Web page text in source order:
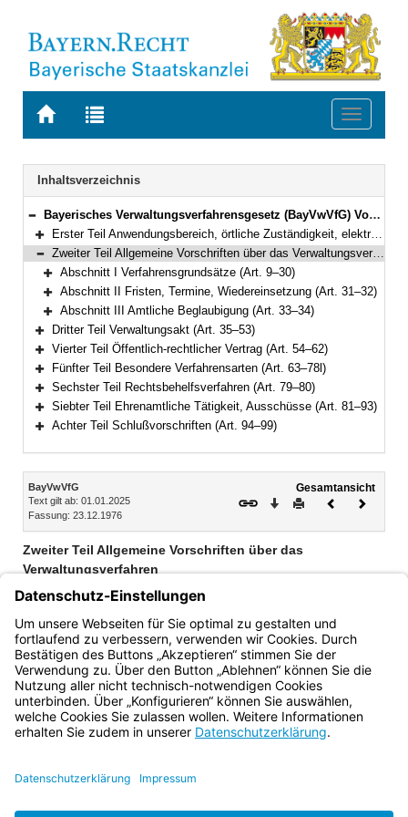
Zur
BAYERN.RECHT
Zur
letzten
Suche
Toggle
Navigation
Inhaltsverzeichnis
Bereich reduzieren
Bayerisches Verwaltungsverfahrensgesetz (BayVwVfG) Vom 23. Dezember 1976 (BayRS II S. 213) BayRS 2010-1-I (Art. 1–99)
Bereich erweitern
Erster Teil Anwendungsbereich, örtliche Zuständigkeit, elektronische Kommunikation, Amtshilfe, europäische Verwaltungszusammenarbeit (Art. 1–8e)
Bereich reduzieren
Zweiter Teil Allgemeine Vorschriften über das Verwaltungsverfahren (Art. 9–34)
Bereich erweitern
Abschnitt I Verfahrensgrundsätze (Art. 9–30)
Bereich erweitern
Abschnitt II Fristen, Termine, Wiedereinsetzung (Art. 31–32)
Bereich erweitern
Abschnitt III Amtliche Beglaubigung (Art. 33–34)
Bereich erweitern
Dritter Teil Verwaltungsakt (Art. 35–53)
Bereich erweitern
Vierter Teil Öffentlich-rechtlicher Vertrag (Art. 54–62)
Bereich erweitern
Fünfter Teil Besondere Verfahrensarten (Art. 63–78l)
Bereich erweitern
Sechster Teil Rechtsbehelfsverfahren (Art. 79–80)
Bereich erweitern
Siebter Teil Ehrenamtliche Tätigkeit, Ausschüsse (Art. 81–93)
Achter Teil Schlußvorschriften (Art. 94–99)
Inhalt
BayVwVfG
Text gilt ab: 01.01.2025
Fassung: 23.12.1976
Gesamtansicht
Download
DruckenVorheriges
Zweiter Teil Allgemeine Vorschriften über das
Verwaltungsverfahren
Abschnitt I Verfahrensgrundsätze (Art. 9–30)
Abschnitt II Fristen, Termine, Wiedereinsetzung (Art. 31–32)
Abschnitt III Amtliche Beglaubigung (Art. 33–34)
Bayern.de
BayernPortal
Impressum